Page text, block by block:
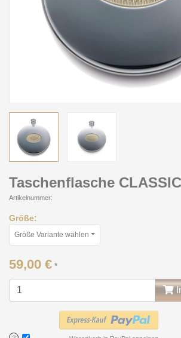
Taschenflasche CLASSIC
Artikelnummer:
Größe:
Größe Variante wählen
59,00 € *